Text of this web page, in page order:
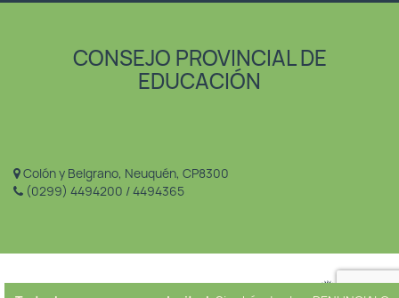
CONSEJO PROVINCIAL DE
EDUCACIÓN
Colón y Belgrano, Neuquén, CP8300
(0299) 4494200 / 4494365